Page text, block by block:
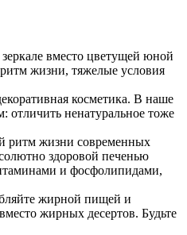
вместо цветущей юной
жизни, тяжелые условия
косметика. В наше
отличить ненатуральное тоже
ритм жизни современных
здоровой печенью
и фосфолипидами,
жирной пищей и
жирных десертов. Будьте